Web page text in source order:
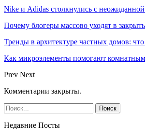
Nike и Adidas столкнулись с
Почему блогеры массово уходят в
Тренды в архитектуре частных домов:
Как микроэлементы помогают
Prev Next
Комментарии закрыты.
Недавние Посты